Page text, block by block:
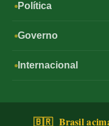
Política
Governo
Internacional
🇧🇷 Brasil acima